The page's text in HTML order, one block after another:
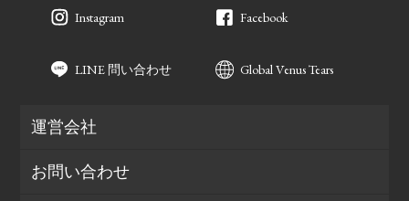
Instagram
LINE 問い合わせ
Facebook
Global Venus Tears
運営会社
お問い合わせ